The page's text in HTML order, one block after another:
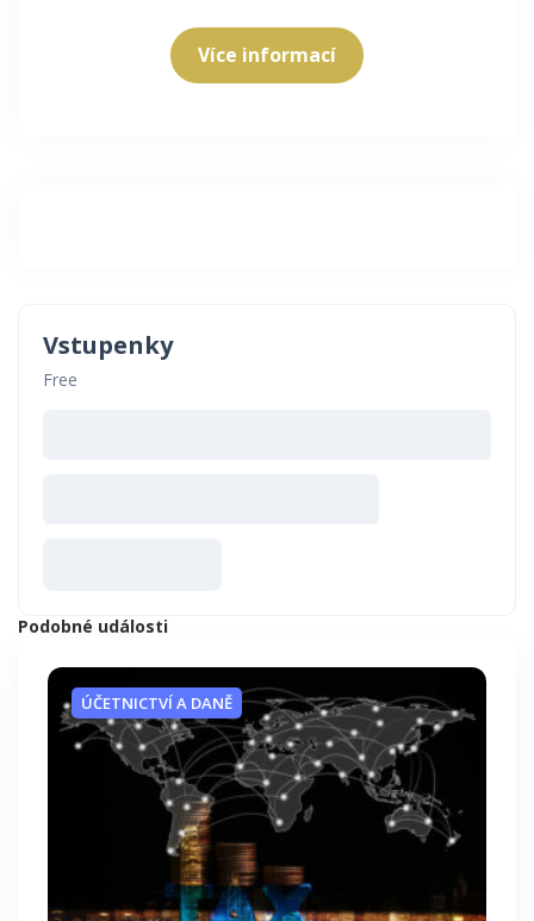
Více informací
Vstupenky
Free
Podobné události
ÚČETNICTVÍ A DANĚ